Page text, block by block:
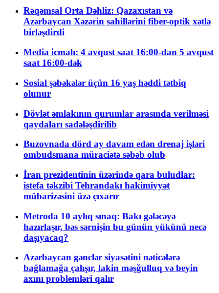
Rəqəmsal Orta Dəhliz: Qazaxıstan və
Azərbaycan Xəzərin sahillərini fiber-optik xətlə
birləşdirdi
Media icmalı: 4 avqust saat 16:00-dan 5 avqust
saat 16:00-dək
Sosial şəbəkələr üçün 16 yaş həddi tətbiq
olunur
Dövlət əmlakının qurumlar arasında verilməsi
qaydaları sadələşdirilib
Buzovnada dörd ay davam edən drenaj işləri
ombudsmana müraciətə səbəb olub
İran prezidentinin üzərində qara buludlar:
istefa təkzibi Tehrandakı hakimiyyət
mübarizəsini üzə çıxarır
Metroda 10 aylıq sınaq: Bakı gələcəyə
hazırlaşır, bəs sərnişin bu günün yükünü necə
daşıyacaq?
Azərbaycan gənclər siyasətini nəticələrə
bağlamağa çalışır, lakin məşğulluq və beyin
axını problemləri qalır